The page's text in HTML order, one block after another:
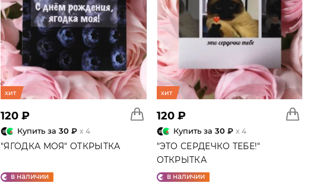
хит
120 ₽
Купить за 30 ₽ x 4
"ЯГОДКА МОЯ" ОТКРЫТКА
в наличии
хит
120 ₽
Купить за 30 ₽ x 4
"ЭТО СЕРДЕЧКО ТЕБЕ!"
ОТКРЫТКА
в наличии